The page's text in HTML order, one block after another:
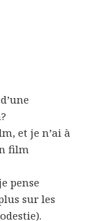
et je n’ai à
film
pense
sur les